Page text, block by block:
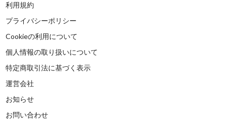
利用規約
プライバシーポリシー
Cookieの利用について
個人情報の取り扱いについて
特定商取引法に基づく表示
運営会社
お知らせ
お問い合わせ